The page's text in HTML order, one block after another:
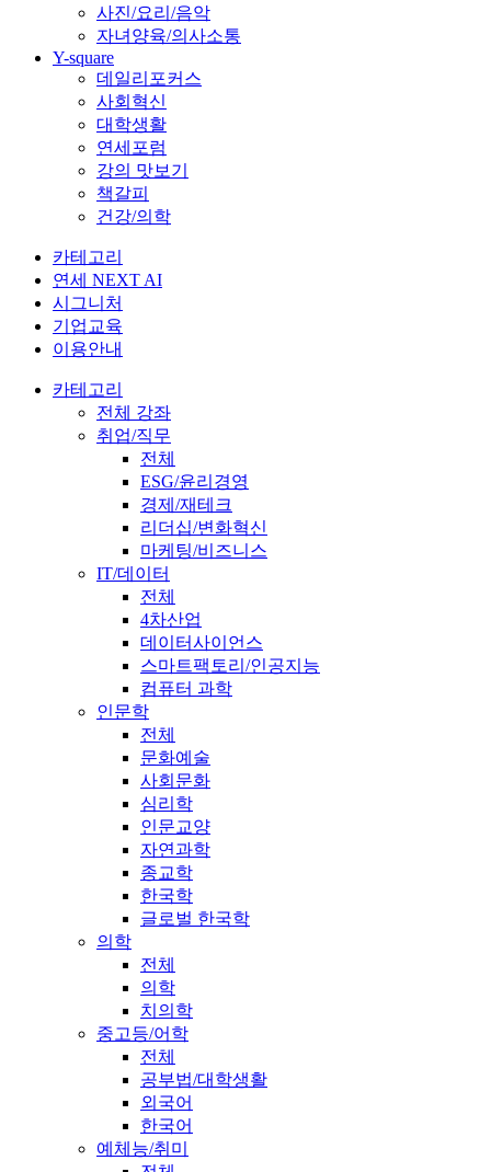
사진/요리/음악
자녀양육/의사소통
Y-square
데일리포커스
사회혁신
대학생활
연세포럼
강의 맛보기
책갈피
건강/의학
카테고리
연세 NEXT AI
시그니처
기업교육
이용안내
카테고리
전체 강좌
취업/직무
전체
ESG/윤리경영
경제/재테크
리더십/변화혁신
마케팅/비즈니스
IT/데이터
전체
4차산업
데이터사이언스
스마트팩토리/인공지능
컴퓨터 과학
인문학
전체
문화예술
사회문화
심리학
인문교양
자연과학
종교학
한국학
글로벌 한국학
의학
전체
의학
치의학
중고등/어학
전체
공부법/대학생활
외국어
한국어
예체능/취미